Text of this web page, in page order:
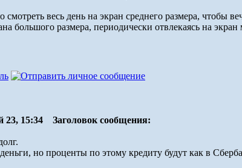
весь день на экран среднего размера, чтобы
большого размера, периодически отвлекаясь на экран
23, 15:34 Заголовок сообщения:
но проценты по этому кредиту будут как в